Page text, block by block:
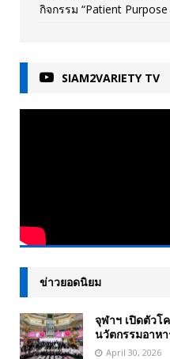
กิจกรรม “Patient Purpose
SIAM2VARIETY TV
ข่าวยอดนิยม
จุฬาฯ เปิดตัวโ
นวัตกรรมอาห
April 30, 2026